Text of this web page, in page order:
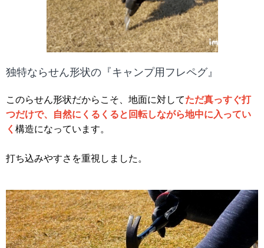
独特ならせん形状の『キャンプ用フレペグ』
このらせん形状だからこそ、地面に対してただ真っすぐ打
つだけで、自然にくるくると回転しながら地中に入ってい
く 構造になっています。
打ち込みやすさを重視しました。